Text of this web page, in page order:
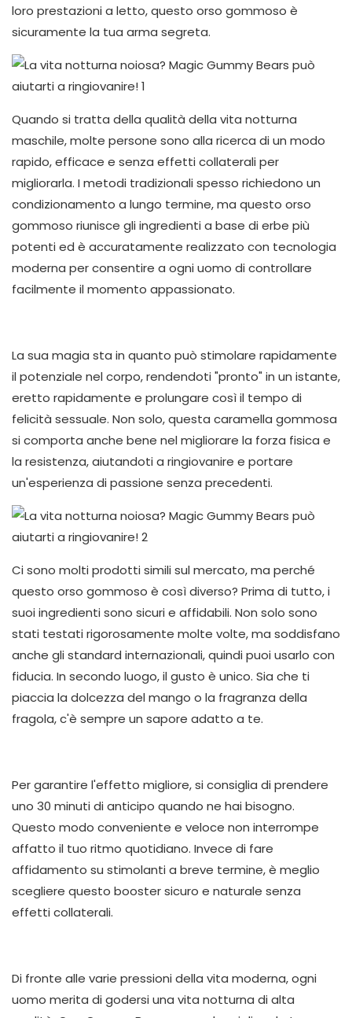
loro prestazioni a letto, questo orso gommoso è
sicuramente la tua arma segreta.
Quando si tratta della qualità della vita notturna
maschile, molte persone sono alla ricerca di un modo
rapido, efficace e senza effetti collaterali per
migliorarla. I metodi tradizionali spesso richiedono un
condizionamento a lungo termine, ma questo orso
gommoso riunisce gli ingredienti a base di erbe più
potenti ed è accuratamente realizzato con tecnologia
moderna per consentire a ogni uomo di controllare
facilmente il momento appassionato.
La sua magia sta in quanto può stimolare rapidamente
il potenziale nel corpo, rendendoti "pronto" in un istante,
eretto rapidamente e prolungare così il tempo di
felicità sessuale. Non solo, questa caramella gommosa
si comporta anche bene nel migliorare la forza fisica e
la resistenza, aiutandoti a ringiovanire e portare
un'esperienza di passione senza precedenti.
Ci sono molti prodotti simili sul mercato, ma perché
questo orso gommoso è così diverso? Prima di tutto, i
suoi ingredienti sono sicuri e affidabili. Non solo sono
stati testati rigorosamente molte volte, ma soddisfano
anche gli standard internazionali, quindi puoi usarlo con
fiducia. In secondo luogo, il gusto è unico. Sia che ti
piaccia la dolcezza del mango o la fragranza della
fragola, c'è sempre un sapore adatto a te.
Per garantire l'effetto migliore, si consiglia di prendere
uno 30 minuti di anticipo quando ne hai bisogno.
Questo modo conveniente e veloce non interrompe
affatto il tuo ritmo quotidiano. Invece di fare
affidamento su stimolanti a breve termine, è meglio
scegliere questo booster sicuro e naturale senza
effetti collaterali.
Di fronte alle varie pressioni della vita moderna, ogni
uomo merita di godersi una vita notturna di alta